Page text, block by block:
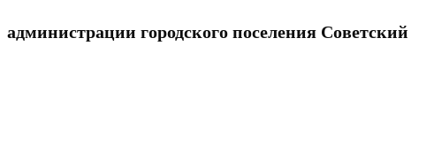
администрации городского поселения Советский